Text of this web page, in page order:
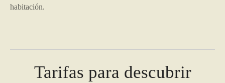
habitación.
Tarifas para descubrir